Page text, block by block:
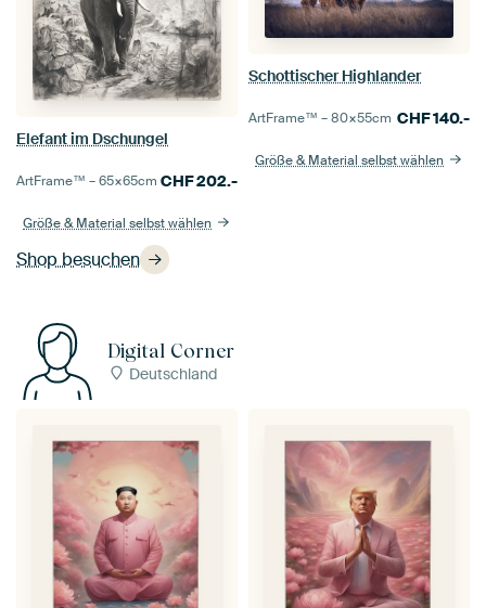
Shop besuchen
Elefant im Dschungel
ArtFrame™ –65×65cm CHF202.-
Größe & Material selbst wählen
Schottischer Highlander
ArtFrame™ –80×55cm CHF140.-
Größe & Material selbst wählen
Digital Corner
Deutschland